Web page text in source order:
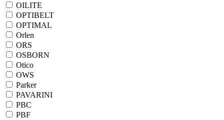
OILITE
OPTIBELT
OPTIMAL
Orlen
ORS
OSBORN
Otico
OWS
Parker
PAVARINI
PBC
PBF